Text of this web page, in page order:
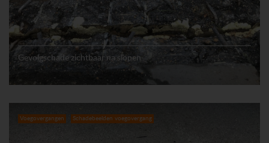
Gevolgschade zichtbaar na slopen
Voegovergangen Schadebeelden voegovergang